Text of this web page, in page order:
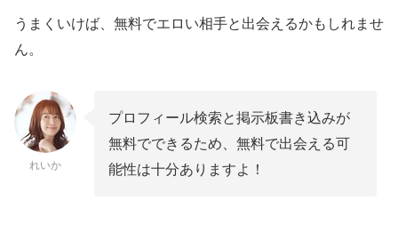
うまくいけば、無料でエロい相手と出会えるかもしれませ
ん。
れいか
プロフィール検索と掲示板書き込みが
無料でできるため、無料で出会える可
能性は十分ありますよ！